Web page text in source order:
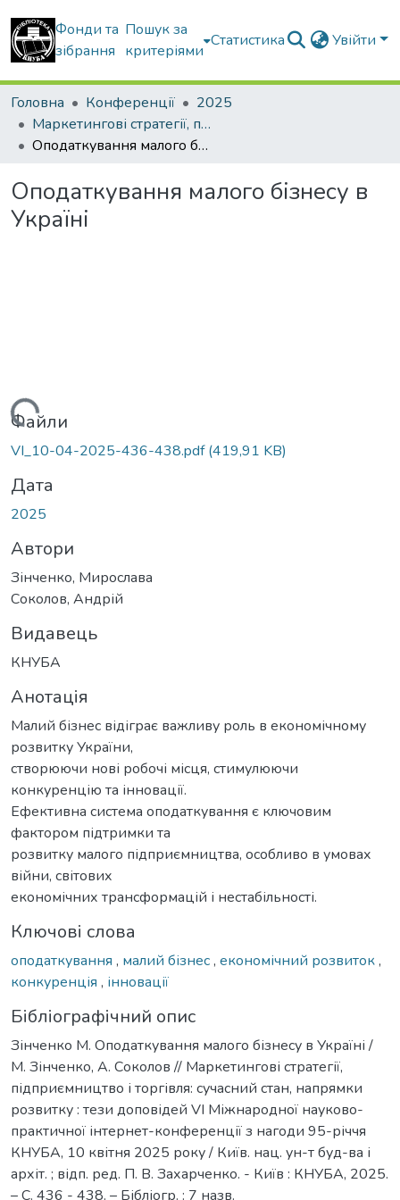
Фонди та
зібрання
Пошук за
критеріями
Статистика Увійти
Головна Конференції
2025
Маркетингові стратегії, підприємництво і торгівля: сучасний стан, напрямки розвитку
Оподаткування малого бізнесу в Україні
Оподаткування малого бізнесу в
Україні
Файли
VI_10-04-2025-436-438.pdf(419,91 KB)
Дата
2025
Автори
Зінченко, Мирослава
Соколов, Андрій
Видавець
КНУБА
Анотація
Малий бізнес відіграє важливу роль в економічному
розвитку України,
створюючи нові робочі місця, стимулюючи
конкуренцію та інновації.
Ефективна система оподаткування є ключовим
фактором підтримки та
розвитку малого підприємництва, особливо в умовах
війни, світових
економічних трансформацій і нестабільності.
Ключові слова
оподаткування , малий бізнес, економічний розвиток,
конкуренція , інновації
Бібліографічний опис
Зінченко М. Оподаткування малого бізнесу в Україні /
М. Зінченко, А. Соколов // Маркетингові стратегії,
підприємництво і торгівля: сучасний стан, напрямки
розвитку : тези доповідей VІ Міжнародної науково-
практичної інтернет-конференції з нагоди 95-річчя
КНУБА, 10 квітня 2025 року / Київ. нац. ун-т буд-ва і
архіт. ; відп. ред. П. В. Захарченко. - Київ : КНУБА, 2025.
– С. 436 - 438. – Бібліогр. : 7 назв.